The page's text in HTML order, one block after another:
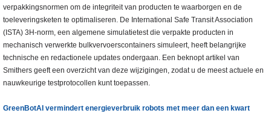
verpakkingsnormen om de integriteit van producten te waarborgen en de
toeleveringsketen te optimaliseren. De International Safe Transit Association
(ISTA) 3H-norm, een algemene simulatietest die verpakte producten in
mechanisch verwerkte bulkvervoerscontainers simuleert, heeft belangrijke
technische en redactionele updates ondergaan. Een beknopt artikel van
Smithers geeft een overzicht van deze wijzigingen, zodat u de meest actuele en
nauwkeurige testprotocollen kunt toepassen.
GreenBotAI vermindert energieverbruik robots met meer dan een kwart